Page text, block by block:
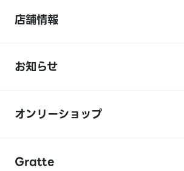
店舗情報
お知らせ
オンリーショップ
Gratte